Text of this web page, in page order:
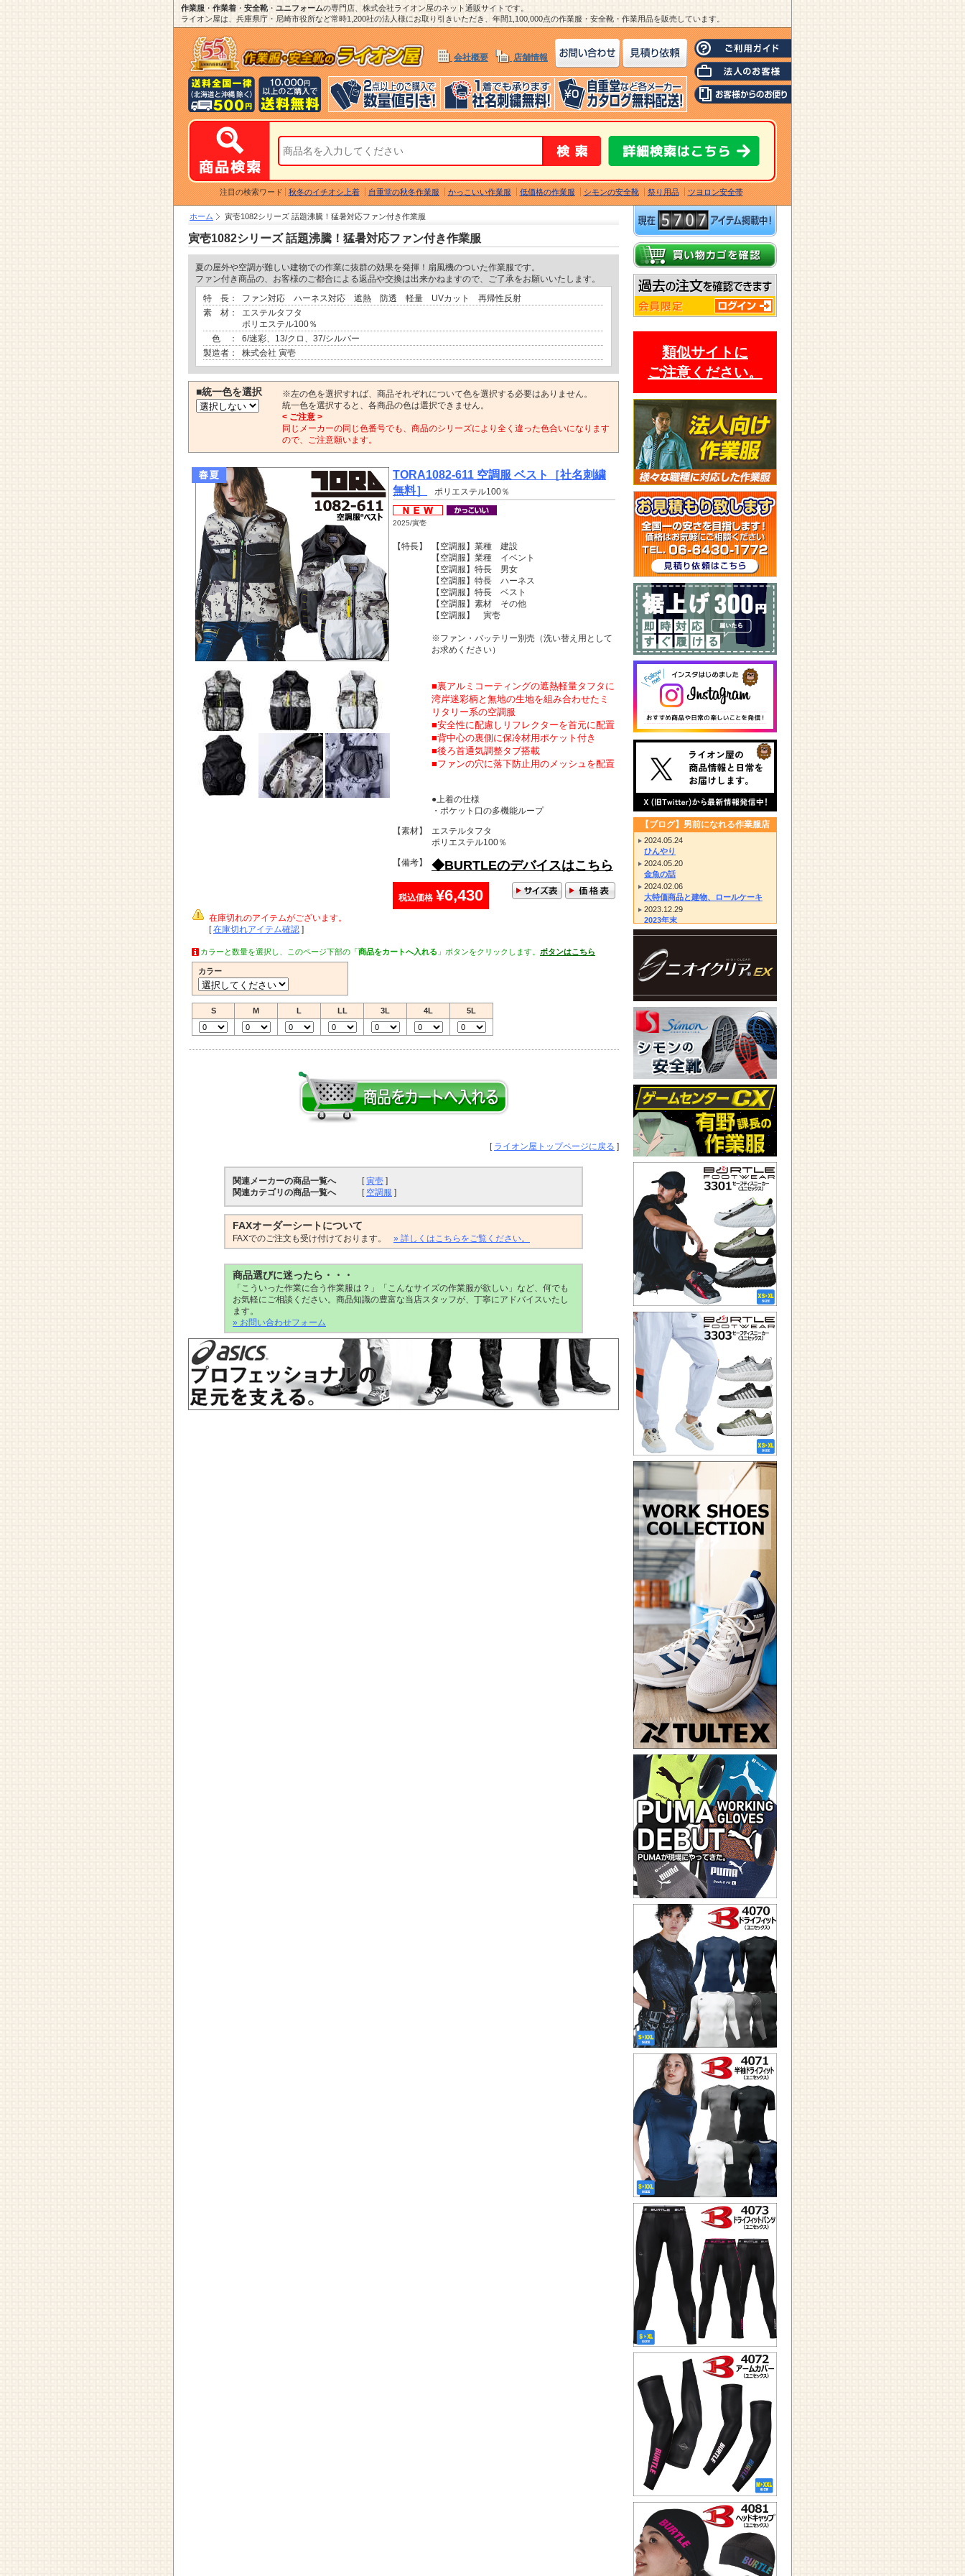
作業服 ・ 作業着 ・ 安全靴・ ユニフォームの専門店、株式会社ライオン屋のネット通販サイトです。
ライオン屋は、兵庫県庁・尼崎市役所など常時1,200社の法人様にお取り引きいただき、年間1,100,000点の作業服・安全靴・作業用品を販売しています。
会社概要 店舗情報
注目の検索ワード 秋冬のイチオシ上着 自重堂の秋冬作業服 かっこいい作業服 低価格の作業服 シモンの安全靴 祭り用品 ツヨロン安全帯
ホーム 寅壱1082シリーズ 話題沸騰！猛暑対応ファン付き作業服
寅壱1082シリーズ 話題沸騰！猛暑対応ファン付き作業服
夏の屋外や空調が難しい建物での作業に抜群の効果を発揮！扇風機のついた作業服です。
ファン付き商品の、お客様のご都合による返品や交換は出来かねますので、ご了承をお願いいたします。
特 長：
ファン対応 ハーネス対応 遮熱 防透 軽量 UVカット 再帰性反射
素 材：
エステルタフタ
ポリエステル100％
色 ：
6/迷彩、13/クロ、37/シルバー
製造者：
株式会社 寅壱
■統一色を選択
※左の色を選択すれば、商品それぞれについて色を選択する必要はありません。
統一色を選択すると、各商品の色は選択できません。
< ご注意 >
同じメーカーの同じ色番号でも、商品のシリーズにより全く違った色合いになります
ので、ご注意願います。
TORA1082-611 空調服 ベスト［社名刺繍
無料］
ポリエステル100％
2025/寅壱
【特長】
【空調服】業種 建設
【空調服】業種 イベント
【空調服】特長 男女
【空調服】特長 ハーネス
【空調服】特長 ベスト
【空調服】素材 その他
【空調服】 寅壱
※ファン・バッテリー別売（洗い替え用として
お求めください）
■裏アルミコーティングの遮熱軽量タフタに
湾岸迷彩柄と無地の生地を組み合わせたミ
リタリー系の空調服
■安全性に配慮しリフレクターを首元に配置
■背中心の裏側に保冷材用ポケット付き
■後ろ首通気調整タブ搭載
■ファンの穴に落下防止用のメッシュを配置
●上着の仕様
・ポケット口の多機能ループ
【素材】
エステルタフタ
ポリエステル100％
【備考】
◆BURTLEのデバイスはこちら
税込価格 ¥6,430
在庫切れのアイテムがございます。
[在庫切れアイテム確認 ]
カラーと数量を選択し、このページ下部の「商品をカートへ入れる 」ボタンをクリックします。 ボタンはこちら
カラー
S M L LL 3L 4L 5L
[ ライオン屋トップページに戻る ]
関連メーカーの商品一覧へ [寅壱 ]
関連カテゴリの商品一覧へ
[ 空調服 ]
FAXオーダーシートについて
FAXでのご注文も受け付けております。 » 詳しくはこちらをご覧ください。
商品選びに迷ったら・・・
「こういった作業に合う作業服は？」「こんなサイズの作業服が欲しい」など、何でも
お気軽にご相談ください。商品知識の豊富な当店スタッフが、丁寧にアドバイスいたし
ます。
» お問い合わせフォーム
類似サイトに
ご注意ください。
【ブログ】男前になれる作業服店
2024.05.24
ひんやり
2024.05.20
金魚の話
2024.02.06
大特価商品と建物、ロールケーキ
2023.12.29
2023年末
2023.12.14